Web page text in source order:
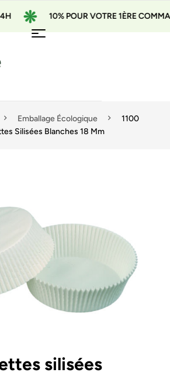
10% POUR VOTRE 1ÈRE
Emballage Écologique
1100
Silisées Blanches 18 Mm
silisées